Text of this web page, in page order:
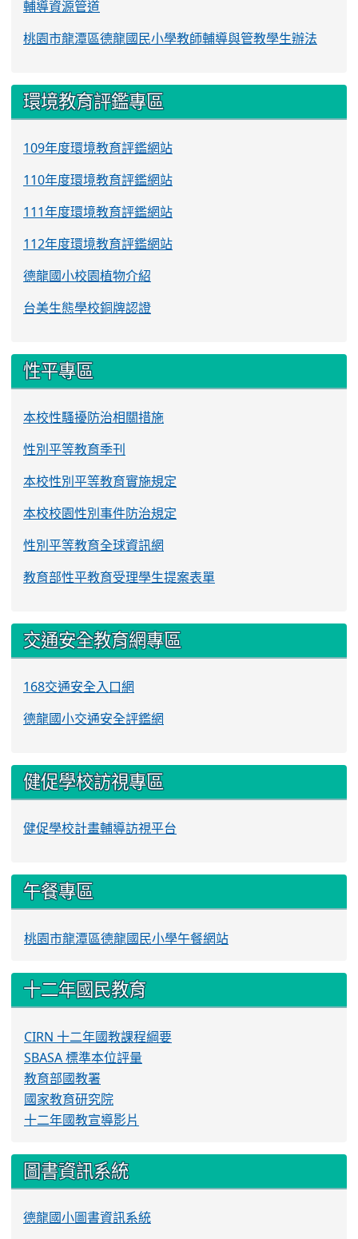
輔導資源管道
桃園市龍潭區德龍國民小學教師輔導與管教學生辦法
環境教育評鑑專區
109年度環境教育評鑑網站
110年度環境教育評鑑網站
111年度環境教育評鑑網站
112年度環境教育評鑑網站
德龍國小校園植物介紹
台美生態學校銅牌認證
性平專區
本校性騷擾防治相關措施
性別平等教育季刊
本校性別平等教育實施規定
本校校園性別事件防治規定
性別平等教育全球資訊網
教育部性平教育受理學生提案表單
交通安全教育網專區
168交通安全入口網
德龍國小交通安全評鑑網
健促學校訪視專區
健促學校計畫輔導訪視平台
午餐專區
桃園市龍潭區德龍國民小學午餐網站
十二年國民教育
CIRN 十二年國教課程綱要
SBASA 標準本位評量
教育部國教署
國家教育研究院
十二年國教宣導影片
圖書資訊系統
德龍國小圖書資訊系統